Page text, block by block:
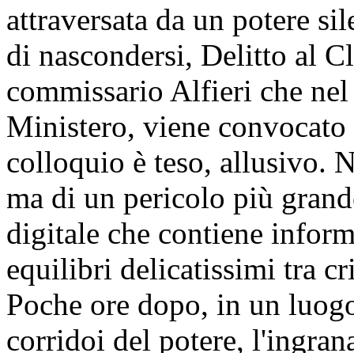
attraversata da un potere
di nascondersi, Delitto al
commissario Alfieri che
Ministero, viene
colloquio è teso, allusivo.
ma di un pericolo più
digitale che contiene
equilibri delicatissimi tra
Poche ore dopo, in un
corridoi del potere,